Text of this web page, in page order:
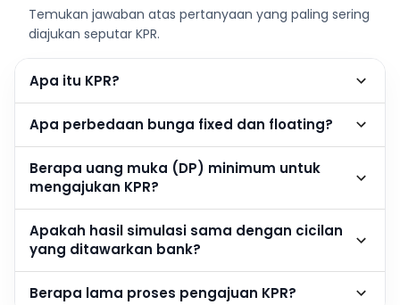
Temukan jawaban atas pertanyaan yang paling sering
diajukan seputar KPR.
Apa itu KPR?
Apa perbedaan bunga fixed dan floating?
Berapa uang muka (DP) minimum untuk
mengajukan KPR?
Apakah hasil simulasi sama dengan cicilan
yang ditawarkan bank?
Berapa lama proses pengajuan KPR?